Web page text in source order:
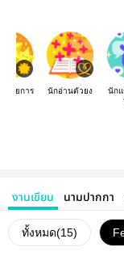
รายการ นักอ่านตัวยง
นัก
งานเขียน นามปากกา
ทั้งหมด(15)